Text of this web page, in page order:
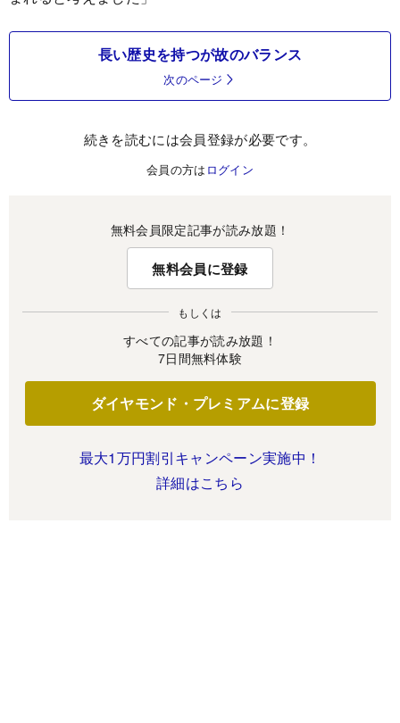
長い歴史を持つが故のバランス
次のページ
続きを読むには会員登録が必要です。
会員の方は ログイン
無料会員限定記事が読み放題！
無料会員に登録
もしくは
すべての記事が読み放題！
7日間無料体験
ダイヤモンド・プレミアムに登録
最大1万円割引キャンペーン実施中！
詳細はこちら